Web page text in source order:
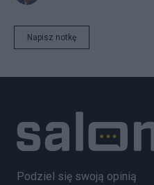
Napisz notkę
Podziel się swoją opinią